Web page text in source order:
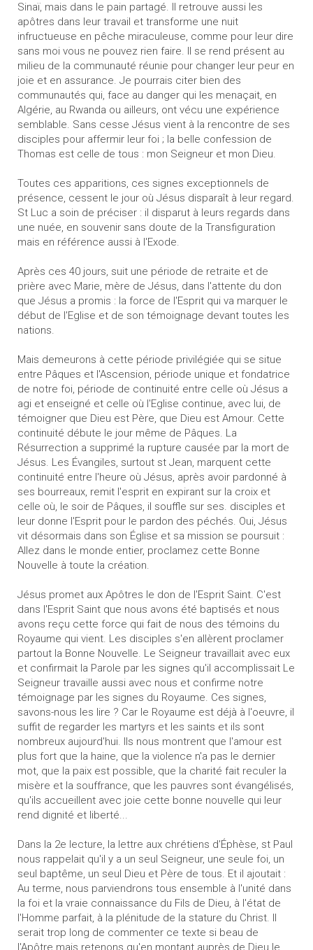
Sinaï, mais dans le pain partagé. Il retrouve aussi les
apôtres dans leur travail et transforme une nuit
infructueuse en pêche miraculeuse, comme pour leur dire
sans moi vous ne pouvez rien faire. Il se rend présent au
milieu de la communauté réunie pour changer leur peur en
joie et en assurance. Je pourrais citer bien des
communautés qui, face au danger qui les menaçait, en
Algérie, au Rwanda ou ailleurs, ont vécu une expérience
semblable. Sans cesse Jésus vient à la rencontre de ses
disciples pour affermir leur foi ; la belle confession de
Thomas est celle de tous : mon Seigneur et mon Dieu.
Toutes ces apparitions, ces signes exceptionnels de
présence, cessent le jour où Jésus disparaît à leur regard.
St Luc a soin de préciser : il disparut à leurs regards dans
une nuée, en souvenir sans doute de la Transfiguration
mais en référence aussi à l'Exode.
Après ces 40 jours, suit une période de retraite et de
prière avec Marie, mère de Jésus, dans l'attente du don
que Jésus a promis : la force de l'Esprit qui va marquer le
début de l'Eglise et de son témoignage devant toutes les
nations.
Mais demeurons à cette période privilégiée qui se situe
entre Pâques et l'Ascension, période unique et fondatrice
de notre foi, période de continuité entre celle où Jésus a
agi et enseigné et celle où l'Eglise continue, avec lui, de
témoigner que Dieu est Père, que Dieu est Amour. Cette
continuité débute le jour même de Pâques. La
Résurrection a supprimé la rupture causée par la mort de
Jésus. Les Évangiles, surtout st Jean, marquent cette
continuité entre l'heure où Jésus, après avoir pardonné à
ses bourreaux, remit l'esprit en expirant sur la croix et
celle où, le soir de Pâques, il souffle sur ses. disciples et
leur donne l'Esprit pour le pardon des péchés. Oui, Jésus
vit désormais dans son Église et sa mission se poursuit :
Allez dans le monde entier, proclamez cette Bonne
Nouvelle à toute la création.
Jésus promet aux Apôtres le don de l'Esprit Saint. C'est
dans l'Esprit Saint que nous avons été baptisés et nous
avons reçu cette force qui fait de nous des témoins du
Royaume qui vient. Les disciples s'en allèrent proclamer
partout la Bonne Nouvelle. Le Seigneur travaillait avec eux
et confirmait la Parole par les signes qu'il accomplissait Le
Seigneur travaille aussi avec nous et confirme notre
témoignage par les signes du Royaume. Ces signes,
savons-nous les lire ? Car le Royaume est déjà à l'oeuvre, il
suffit de regarder les martyrs et les saints et ils sont
nombreux aujourd'hui. Ils nous montrent que l'amour est
plus fort que la haine, que la violence n'a pas le dernier
mot, que la paix est possible, que la charité fait reculer la
misère et la souffrance, que les pauvres sont évangélisés,
qu'ils accueillent avec joie cette bonne nouvelle qui leur
rend dignité et liberté...
Dans la 2e lecture, la lettre aux chrétiens d'Éphèse, st Paul
nous rappelait qu'il y a un seul Seigneur, une seule foi, un
seul baptême, un seul Dieu et Père de tous. Et il ajoutait :
Au terme, nous parviendrons tous ensemble à l'unité dans
la foi et la vraie connaissance du Fils de Dieu, à l'état de
l'Homme parfait, à la plénitude de la stature du Christ. Il
serait trop long de commenter ce texte si beau de
l'Apôtre mais retenons qu'en montant auprès de Dieu le